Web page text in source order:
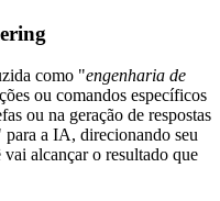
como "engenharia de
ou comandos específicos
ou na geração de respostas
a IA, direcionando seu
alcançar o resultado que